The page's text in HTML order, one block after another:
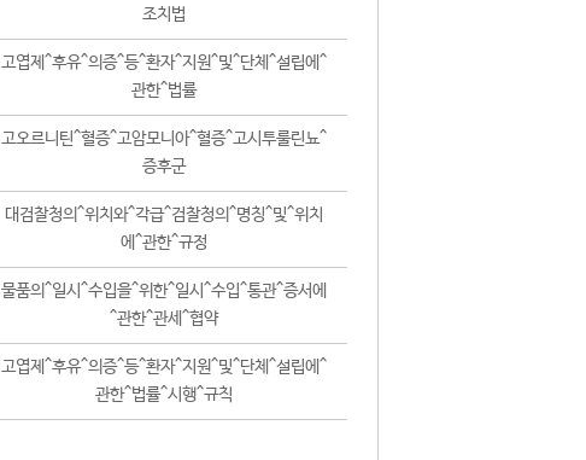
조치법
고엽제^후유^의증^등^환자^지원^및^단체^설립에^
관한^법률
고오르니틴^혈증^고암모니아^혈증^고시투룰린뇨^
증후군
대검찰청의^위치와^각급^검찰청의^명칭^및^위치
에^관한^규정
물품의^일시^수입을^위한^일시^수입^통관^증서에
^관한^관세^협약
고엽제^후유^의증^등^환자^지원^및^단체^설립에^
관한^법률^시행^규칙